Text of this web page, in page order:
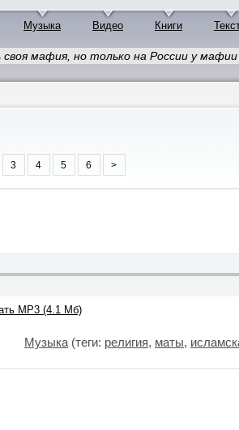
Музыка Видео Книги
мафия, но только на России у мафии
3 4 5 6 >
MP3 (4.1 Мб)
Музыка(теги: религия, маты,